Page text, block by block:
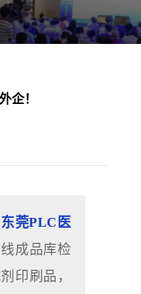
企！
莞PLC医
成品库检
印刷品，